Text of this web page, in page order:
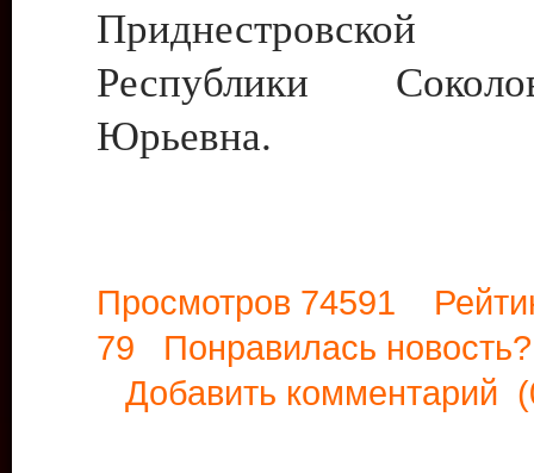
Приднестровской
Республики
Юрьевна.
Просмотров 74591
79 Понравилась
Добавить комментарий